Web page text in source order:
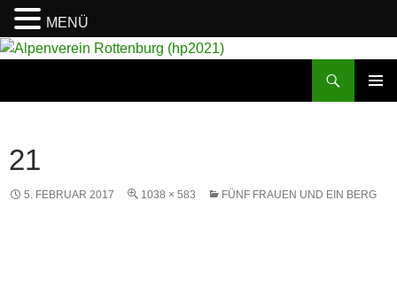
21
5. FEBRUAR 2017 1038 × 583 FÜNF FRAUEN UND EIN BERG
MENÜ